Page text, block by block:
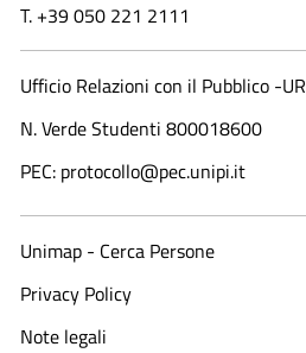
T. +39 050 221 2111
Ufficio Relazioni con il Pubblico -
N. Verde Studenti 800018600​
PEC: protocollo@pec.unipi.it
Unimap - Cerca Persone
Privacy Policy
Note legali